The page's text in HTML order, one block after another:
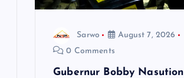
Sarwo
August 7, 2026
0 Comments
Gubernur Bobby Nasution